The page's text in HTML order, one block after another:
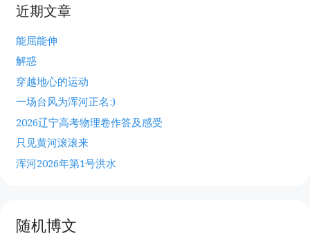
近期文章
能屈能伸
解惑
穿越地心的运动
一场台风为浑河正名:)
2026辽宁高考物理卷作答及感受
只见黄河滚滚来
浑河2026年第1号洪水
随机博文